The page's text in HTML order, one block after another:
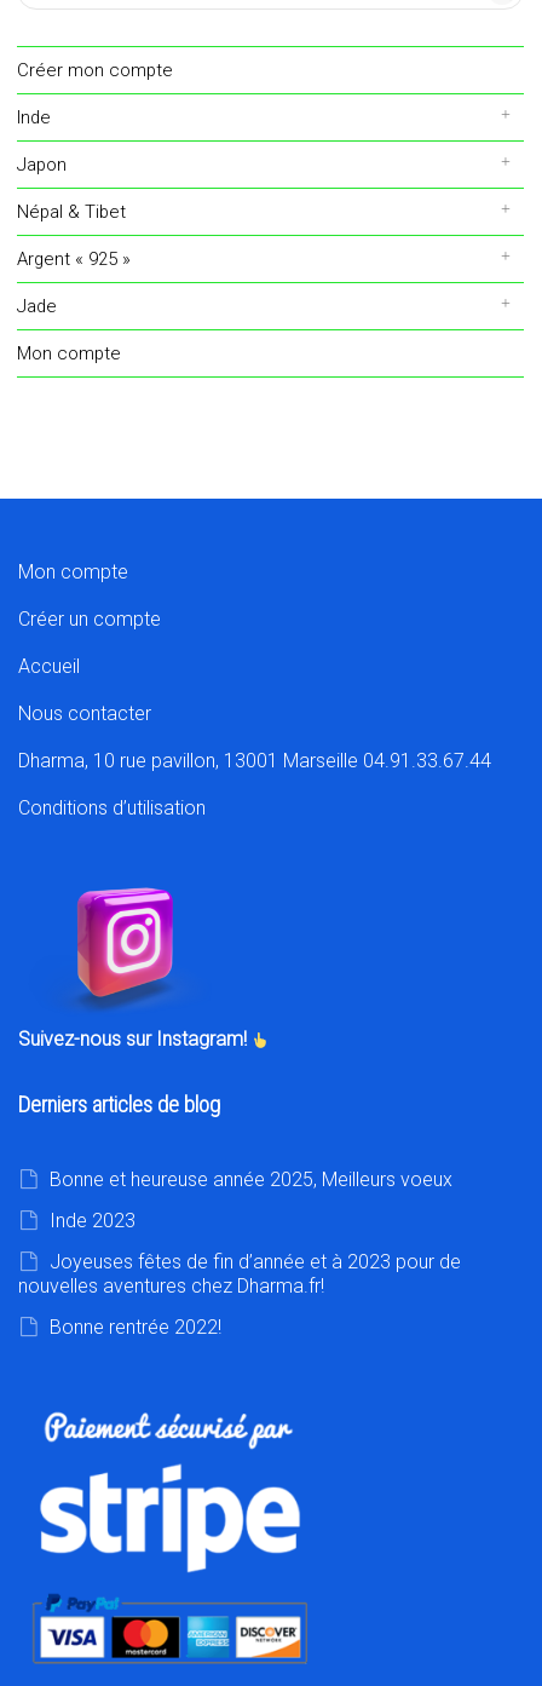
Créer mon compte
Inde
Japon
Népal & Tibet
Argent « 925 »
Jade
Mon compte
Mon compte
Créer un compte
Accueil
Nous contacter
Dharma, 10 rue pavillon, 13001 Marseille 04.91.33.67.44
Conditions d’utilisation
Suivez-nous sur Instagram!
Derniers articles de blog
Bonne et heureuse année 2025, Meilleurs voeux
Inde 2023
Joyeuses fêtes de fin d’année et à 2023 pour de
nouvelles aventures chez Dharma.fr!
Bonne rentrée 2022!